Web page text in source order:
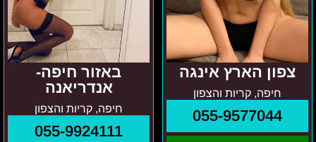
צפון הארץ אינגה
חיפה, קריות והצפון
055-9577044
באזור חיפה-
אנדריאנה
חיפה, קריות והצפון
055-9924111